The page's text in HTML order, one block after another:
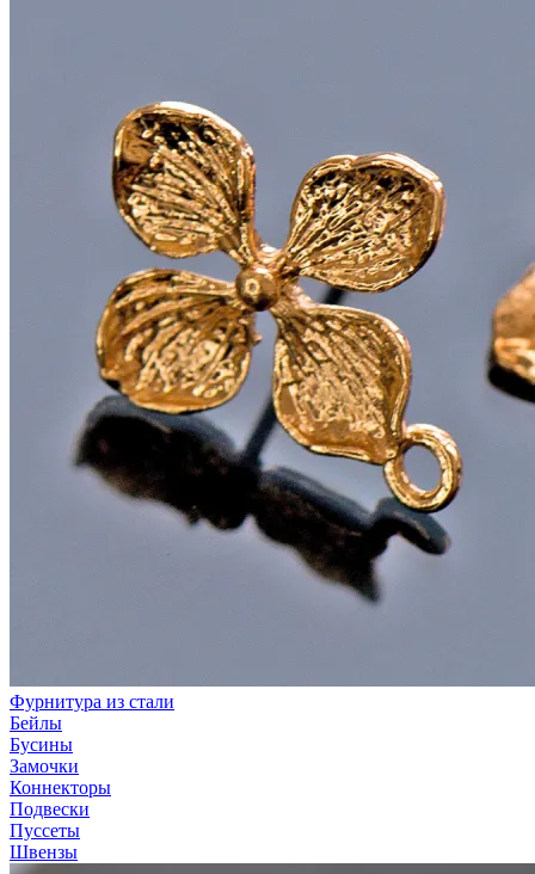
Фурнитура из стали
Бейлы
Бусины
Замочки
Коннекторы
Подвески
Пуссеты
Швензы